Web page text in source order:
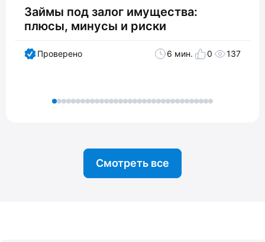
Займы под залог имущества:
плюсы, минусы и риски
Проверено 6 мин. 0 137
Смотреть все